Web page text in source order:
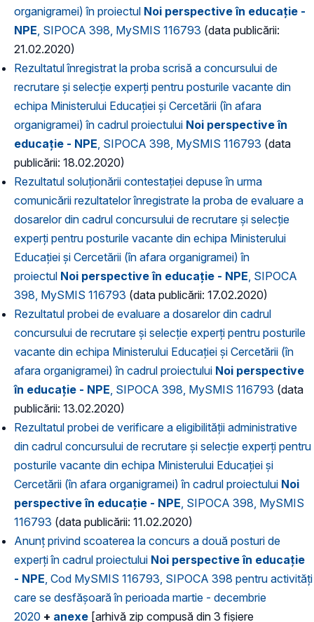
organigramei) în proiectul Noi perspective în educație -
NPE , SIPOCA 398, MySMIS 116793 (data publicării:
21.02.2020)
Rezultatul înregistrat la proba scrisă a concursului de
recrutare și selecție experți pentru posturile vacante din
echipa Ministerului Educației și Cercetării (în afara
organigramei) în cadrul proiectului Noi perspective în
educație - NPE , SIPOCA 398, MySMIS 116793 (data
publicării: 18.02.2020)
Rezultatul soluționării contestației depuse în urma
comunicării rezultatelor înregistrate la proba de evaluare a
dosarelor din cadrul concursului de recrutare și selecție
experți pentru posturile vacante din echipa Ministerului
Educației și Cercetării (în afara organigramei) în
proiectul Noi perspective în educație - NPE , SIPOCA
398, MySMIS 116793 (data publicării: 17.02.2020)
Rezultatul probei de evaluare a dosarelor din cadrul
concursului de recrutare și selecție experți pentru posturile
vacante din echipa Ministerului Educației și Cercetării (în
afara organigramei) în cadrul proiectului Noi perspective
în educație - NPE , SIPOCA 398, MySMIS 116793 (data
publicării: 13.02.2020)
Rezultatul probei de verificare a eligibilității administrative
din cadrul concursului de recrutare și selecție experți pentru
posturile vacante din echipa Ministerului Educației și
Cercetării (în afara organigramei) în cadrul proiectului Noi
perspective în educație - NPE , SIPOCA 398, MySMIS
116793 (data publicării: 11.02.2020)
Anunț privind scoaterea la concurs a două posturi de
experți în cadrul proiectului Noi perspective în educație
- NPE , Cod MySMIS 116793, SIPOCA 398 pentru activități
care se desfășoară în perioada martie - decembrie
2020 + anexe [arhivă zip compusă din 3 fișiere